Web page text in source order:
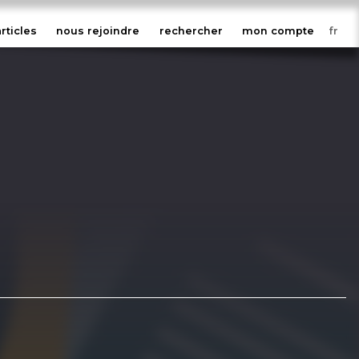
nous rejoindre rechercher mon compte